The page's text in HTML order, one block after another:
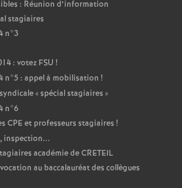
: Réunion d’information
stagiaires
n°3
: votez FSU !
n°5 : appel à mobilisation !
«spécial stagiaires »
n°6
CPE et professeurs stagiaires !
inspection...
académie deCRETEIL
au baccalauréat des collègues